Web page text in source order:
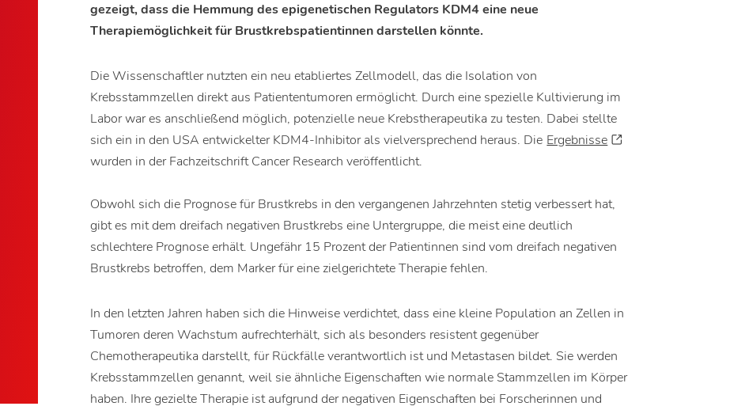
gezeigt, dass die Hemmung des epigenetischen Regulators KDM4 eine neue
Therapiemöglichkeit für Brustkrebspatientinnen darstellen könnte.
Die Wissenschaftler nutzten ein neu etabliertes Zellmodell, das die Isolation von
Krebsstammzellen direkt aus Patiententumoren ermöglicht. Durch eine spezielle Kultivierung im
Labor war es anschließend möglich, potenzielle neue Krebstherapeutika zu testen. Dabei stellte
sich ein in den USA entwickelter KDM4-Inhibitor als vielversprechend heraus. Die Ergebnisse
wurden in der Fachzeitschrift Cancer Research veröffentlicht.
Obwohl sich die Prognose für Brustkrebs in den vergangenen Jahrzehnten stetig verbessert hat,
gibt es mit dem dreifach negativen Brustkrebs eine Untergruppe, die meist eine deutlich
schlechtere Prognose erhält. Ungefähr 15 Prozent der Patientinnen sind vom dreifach negativen
Brustkrebs betroffen, dem Marker für eine zielgerichtete Therapie fehlen.
In den letzten Jahren haben sich die Hinweise verdichtet, dass eine kleine Population an Zellen in
Tumoren deren Wachstum aufrechterhält, sich als besonders resistent gegenüber
Chemotherapeutika darstellt, für Rückfälle verantwortlich ist und Metastasen bildet. Sie werden
Krebsstammzellen genannt, weil sie ähnliche Eigenschaften wie normale Stammzellen im Körper
haben. Ihre gezielte Therapie ist aufgrund der negativen Eigenschaften bei Forscherinnen und